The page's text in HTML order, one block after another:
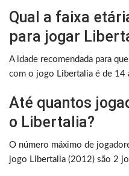
Qual a faixa
para jogar
A idade recomendada para
com o jogo Libertalia é de 14
Até quantos
o Libertalia?
O número máximo de
jogo Libertalia (2012) são 2